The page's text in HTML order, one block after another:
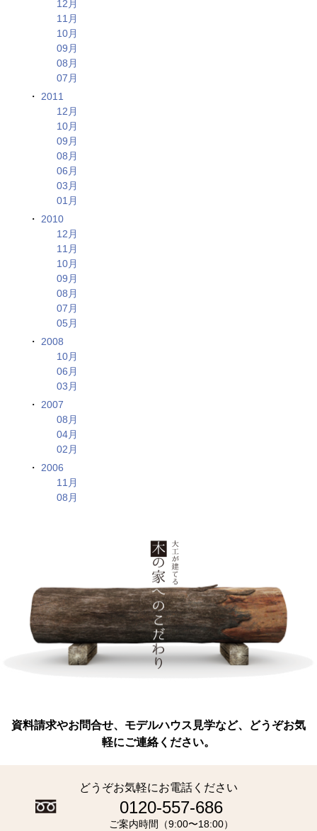
12月
11月
10月
09月
08月
07月
2011
12月
10月
09月
08月
06月
03月
01月
2010
12月
11月
10月
09月
08月
07月
05月
2008
10月
06月
03月
2007
08月
04月
02月
2006
11月
08月
資料請求やお問合せ、モデルハウス見学など、どうぞお気
軽にご連絡ください。
どうぞお気軽にお電話ください
0120-557-686
ご案内時間（9:00〜18:00）